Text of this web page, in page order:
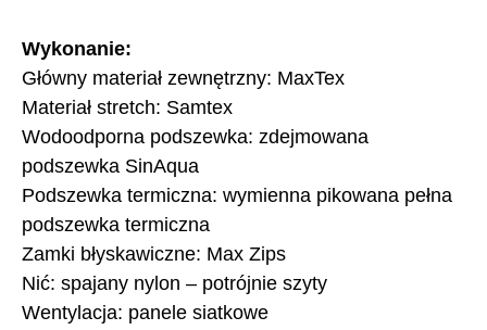
Wykonanie:
Główny materiał zewnętrzny: MaxTex
Materiał stretch: Samtex
Wodoodporna podszewka: zdejmowana
podszewka SinAqua
Podszewka termiczna: wymienna pikowana pełna
podszewka termiczna
Zamki błyskawiczne: Max Zips
Nić: spajany nylon – potrójnie szyty
Wentylacja: panele siatkowe